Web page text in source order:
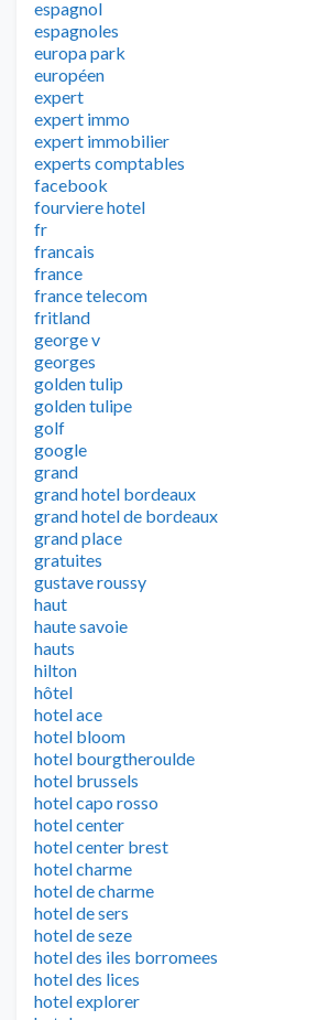
espagnol
espagnoles
europa park
européen
expert
expert immo
expert immobilier
experts comptables
facebook
fourviere hotel
fr
francais
france
france telecom
fritland
george v
georges
golden tulip
golden tulipe
golf
google
grand
grand hotel bordeaux
grand hotel de bordeaux
grand place
gratuites
gustave roussy
haut
haute savoie
hauts
hilton
hôtel
hotel ace
hotel bloom
hotel bourgtheroulde
hotel brussels
hotel capo rosso
hotel center
hotel center brest
hotel charme
hotel de charme
hotel de sers
hotel de seze
hotel des iles borromees
hotel des lices
hotel explorer